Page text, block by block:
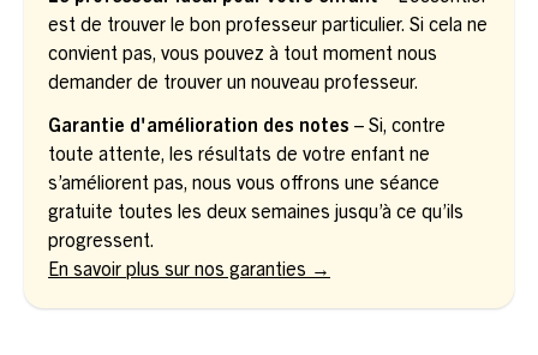
est de trouver le bon professeur particulier. Si cela ne
convient pas, vous pouvez à tout moment nous
demander de trouver un nouveau professeur.
Garantie d'amélioration des notes – Si, contre
toute attente, les résultats de votre enfant ne
s’améliorent pas, nous vous offrons une séance
gratuite toutes les deux semaines jusqu’à ce qu’ils
progressent.
En savoir plus sur nos garanties →